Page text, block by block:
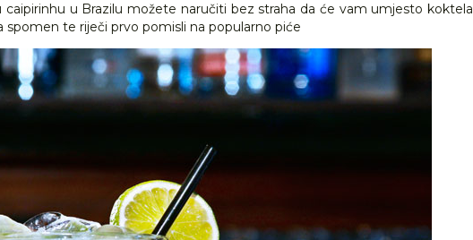
caipirinhu u Brazilu možete naručiti bez straha da će vam umjesto koktela
spomen te riječi prvo pomisli na popularno piće